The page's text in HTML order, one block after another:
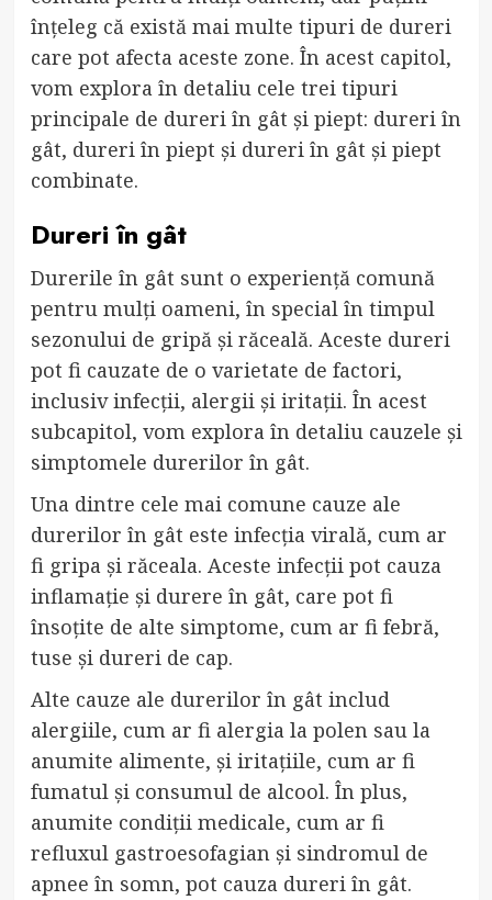
înțeleg că există mai multe tipuri de dureri
care pot afecta aceste zone. În acest capitol,
vom explora în detaliu cele trei tipuri
principale de dureri în gât și piept: dureri în
gât, dureri în piept și dureri în gât și piept
combinate.
Dureri în gât
Durerile în gât sunt o experiență comună
pentru mulți oameni, în special în timpul
sezonului de gripă și răceală. Aceste dureri
pot fi cauzate de o varietate de factori,
inclusiv infecții, alergii și iritații. În acest
subcapitol, vom explora în detaliu cauzele și
simptomele durerilor în gât.
Una dintre cele mai comune cauze ale
durerilor în gât este infecția virală, cum ar
fi gripa și răceala. Aceste infecții pot cauza
inflamație și durere în gât, care pot fi
însoțite de alte simptome, cum ar fi febră,
tuse și dureri de cap.
Alte cauze ale durerilor în gât includ
alergiile, cum ar fi alergia la polen sau la
anumite alimente, și iritațiile, cum ar fi
fumatul și consumul de alcool. În plus,
anumite condiții medicale, cum ar fi
refluxul gastroesofagian și sindromul de
apnee în somn, pot cauza dureri în gât.